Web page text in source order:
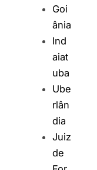
Goi
ânia
Ind
aiat
uba
Ube
rlân
dia
Juiz
de